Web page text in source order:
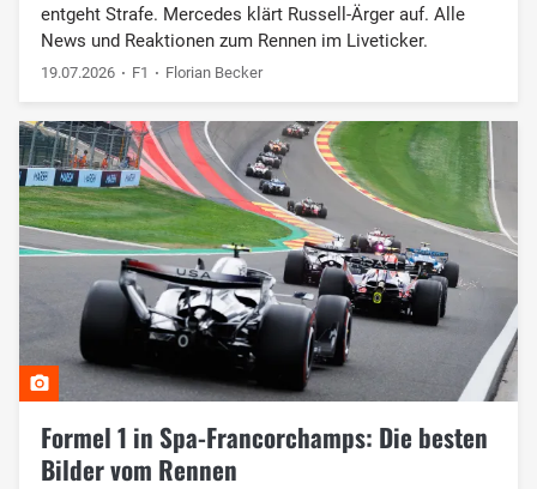
entgeht Strafe. Mercedes klärt Russell-Ärger auf. Alle
News und Reaktionen zum Rennen im Liveticker.
19.07.2026 F1 Florian Becker
Formel 1 in Spa-Francorchamps: Die besten
Bilder vom Rennen